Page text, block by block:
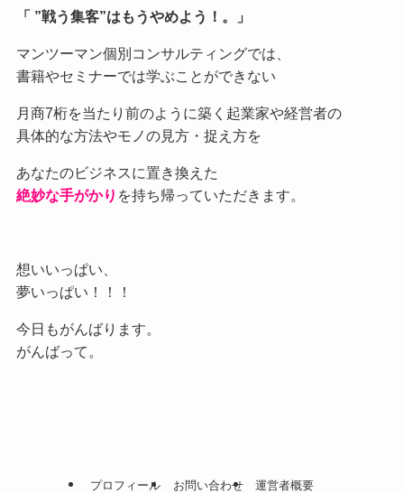
「 ”戦う集客”はもうやめよう！。」
マンツーマン個別コンサルティングでは、
書籍やセミナーでは学ぶことができない
月商7桁を当たり前のように築く起業家や経営者の
具体的な方法やモノの見方・捉え方を
あなたのビジネスに置き換えた
絶妙な手がかり を持ち帰っていただきます。
想いいっぱい、
夢いっぱい！！！
今日もがんばります。
がんばって。
プロフィール お問い合わせ 運営者概要